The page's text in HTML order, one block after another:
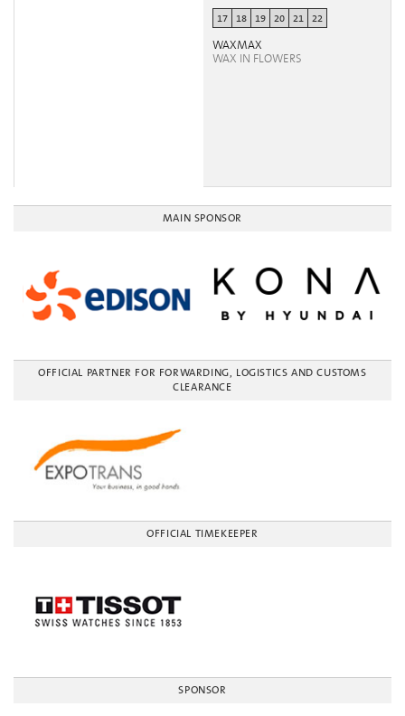
17 18 19 20 21 22
WAXMAX
WAX IN FLOWERS
MAIN SPONSOR
OFFICIAL PARTNER FOR FORWARDING, LOGISTICS AND CUSTOMS
CLEARANCE
OFFICIAL TIMEKEEPER
SPONSOR